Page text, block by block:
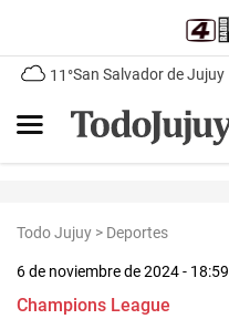
11°San Salvador de Jujuy
Todo Jujuy > Deportes
6 de noviembre de 2024 - 18:59
Champions League